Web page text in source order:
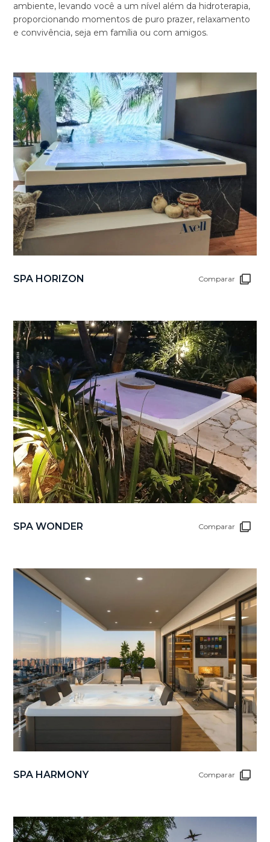
ambiente, levando você a um nível além da hidroterapia,
proporcionando momentos de puro prazer, relaxamento
e convivência, seja em família ou com amigos.
SPA HORIZON Comparar
SPA WONDER Comparar
SPA HARMONY Comparar